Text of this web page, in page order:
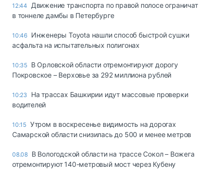
12:44
Движение транспорта по правой полосе ограничат
в тоннеле дамбы в Петербурге
10:46 Инженеры Toyota нашли способ быстрой сушки
асфальта на испытательных полигонах
10:35 В Орловской области отремонтируют дорогу
Покровское – Верховье за 292 миллиона рублей
10:23
На трассах Башкирии идут массовые проверки
водителей
10:15 Утром в воскресенье видимость на дорогах
Самарской области снизилась до 500 и менее метров
08.08 В Вологодской области на трассе Сокол – Вожега
отремонтируют 140-метровый мост через Кубену